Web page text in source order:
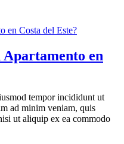
en
tempor incididunt ut
ad minim veniam, quis
ut aliquip ex ea commodo